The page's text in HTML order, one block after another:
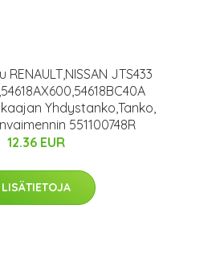
JTS433
Yhdystanko,Tanko,
551100748R
12.36 EUR
LISÄTIETOJA